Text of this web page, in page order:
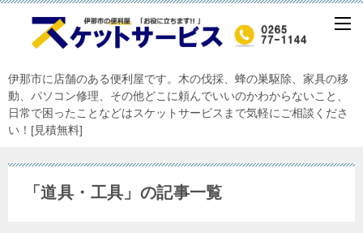
伊那市に店舗のある便利屋です。木の伐採、蜂の巣駆除、家具の移
動、パソコン修理、その他どこに頼んでいいのかわからないこと、
日常で困ったことなどはスケットサービスまで気軽にご相談くださ
い！[見積無料]
「道具・工具」の記事一覧